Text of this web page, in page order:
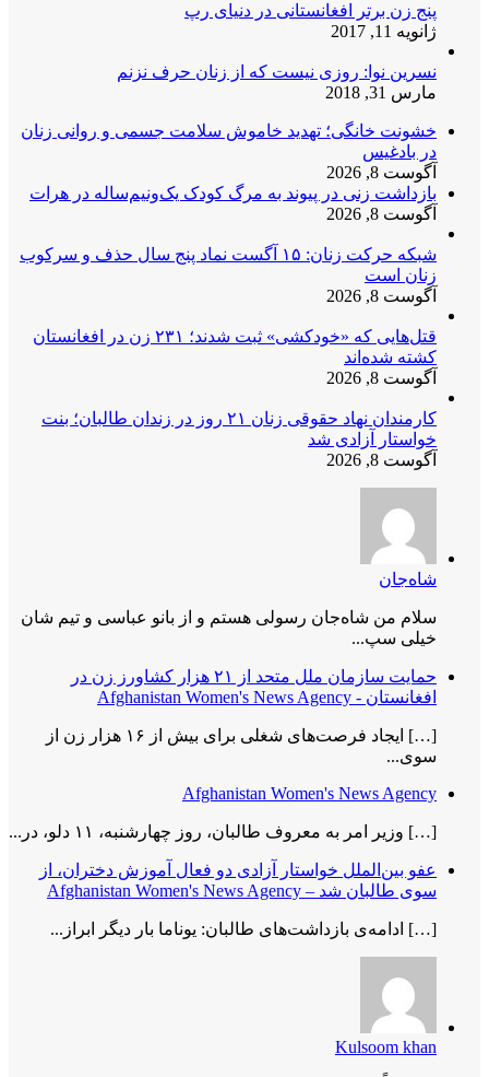
پنج زن برتر افغانستانی در دنیای رپ
ژانویه 11, 2017
نسرین نوا: روزی نیست که از زنان حرف نزنم
مارس 31, 2018
خشونت خانگی؛ تهدید خاموش سلامت جسمی و روانی زنان
در بادغیس
آگوست 8, 2026
بازداشت زنی در پیوند به مرگ کودک یک‌ونیم‌ساله در هرات
آگوست 8, 2026
شبکه حرکت زنان: ۱۵ آگست نماد پنج سال حذف و سرکوب
زنان است
آگوست 8, 2026
قتل‌هایی که «خودکشی» ثبت شدند؛ ۲۳۱ زن در افغانستان
کشته شده‌اند
آگوست 8, 2026
کارمندان نهاد حقوقی زنان ۲۱ روز در زندان طالبان؛ بنت
خواستار آزادی شد
آگوست 8, 2026
شاه‌جان
سلام من شاه‌جان رسولی هستم و از بانو عباسی و تیم شان
خیلی سپ...
حمایت سازمان ملل متحد از ۲۱ هزار کشاورز زن در
افغانستان - Afghanistan Women's News Agency
[…] ایجاد فرصت‌های شغلی برای بیش از ۱۶ هزار زن از
سوی...
Afghanistan Women's News Agency
[…] وزیر امر به معروف طالبان، روز چهارشنبه، ۱۱ دلو، در...
عفو بین‌الملل خواستار آزادی دو فعال آموزش دختران، از
سوی طالبان شد – Afghanistan Women's News Agency
[…] ادامه‌ی بازداشت‌های طالبان: یوناما بار دیگر ابراز...
Kulsoom khan